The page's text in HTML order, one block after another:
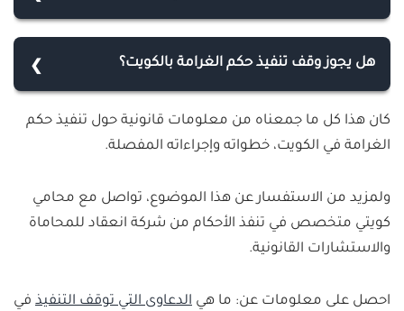
سداد مبالغ الغرامات المستحقة من خلال خدمة (الدفع
والحصول على نسخة من إيصال الدفع، أو التوجه إلى
الإدارة العامة لنيابة تنفيذ الأحكام قسم الغرامات.
هل يجوز وقف تنفيذ حكم الغرامة بالكويت؟
(المعارضة، الاستئناف، التمييز، إعادة النظر)، لحين صدور
حكم بات فيها، كما يجوز للمحكمة بمقتضى سلطتها
كان هذا كل ما جمعناه من معلومات قانونية حول تنفيذ حكم
الغرامة في الكويت، خطواته وإجراءاته المفصلة.
ولمزيد من الاستفسار عن هذا الموضوع، تواصل مع محامي
كويتي متخصص في تنفذ الأحكام من شركة انعقاد للمحاماة
والاستشارات القانونية.
احصل على معلومات عن: ما هي الدعاوى التي توقف التنفيذ في